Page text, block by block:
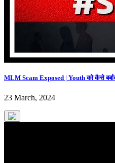
MLM Scam Exposed | Youth को कैसे
23 March, 2024